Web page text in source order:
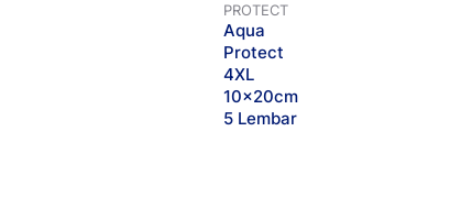
PROTECT
Aqua
Protect
4XL
10x20cm
5 Lembar